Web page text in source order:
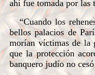
ahí fue tomada por las
“Cuando los
bellos palacios de
morían víctimas de la
que la protección
banquero judío no